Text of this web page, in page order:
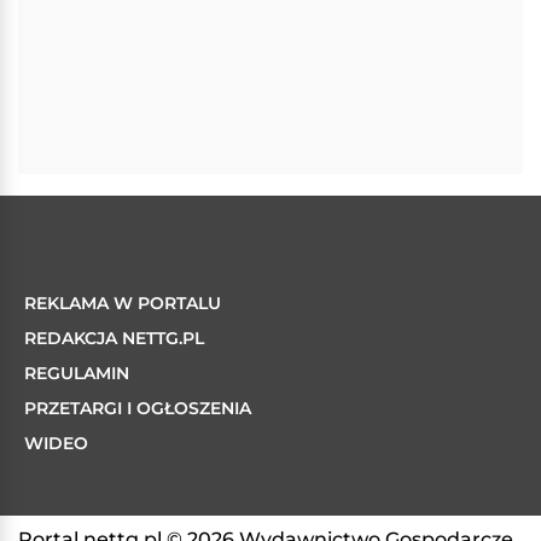
REKLAMA W PORTALU
REDAKCJA NETTG.PL
REGULAMIN
PRZETARGI I OGŁOSZENIA
WIDEO